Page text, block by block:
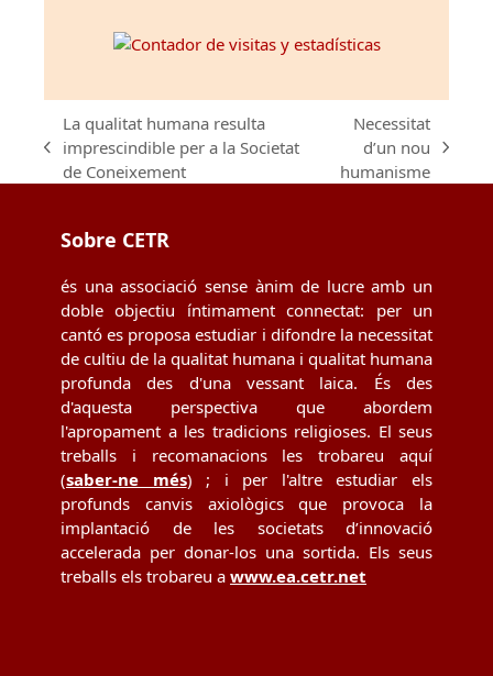
previous
post:
La qualitat humana resulta
imprescindible per a la Societat
de Coneixement
post:
Necessitat
d’un nou
humanisme
Sobre CETR
és una associació sense ànim de lucre amb un
doble objectiu íntimament connectat: per un
cantó es proposa estudiar i difondre la necessitat
de cultiu de la qualitat humana i qualitat humana
profunda des d'una vessant laica. És des
d'aquesta perspectiva que abordem
l'apropament a les tradicions religioses. El seus
treballs i recomanacions les trobareu aquí
(saber-ne més) ; i per l'altre estudiar els
profunds canvis axiològics que provoca la
implantació de les societats d’innovació
accelerada per donar-los una sortida. Els seus
treballs els trobareu a www.ea.cetr.net